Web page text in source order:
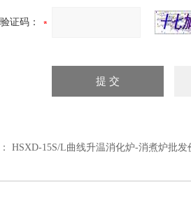
验证码：
HSXD-15S/L曲线升温消化炉-消煮炉批发